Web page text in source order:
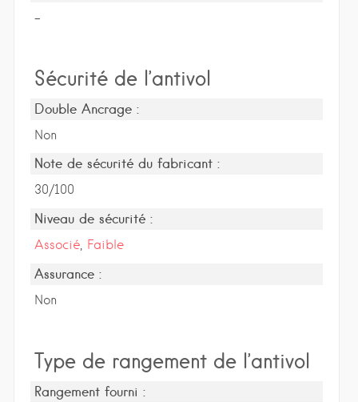
-
Sécurité de l’antivol
Double Ancrage :
Non
Note de sécurité du fabricant :
30/100
Niveau de sécurité :
Associé, Faible
Assurance :
Non
Type de rangement de l’antivol
Rangement fourni :